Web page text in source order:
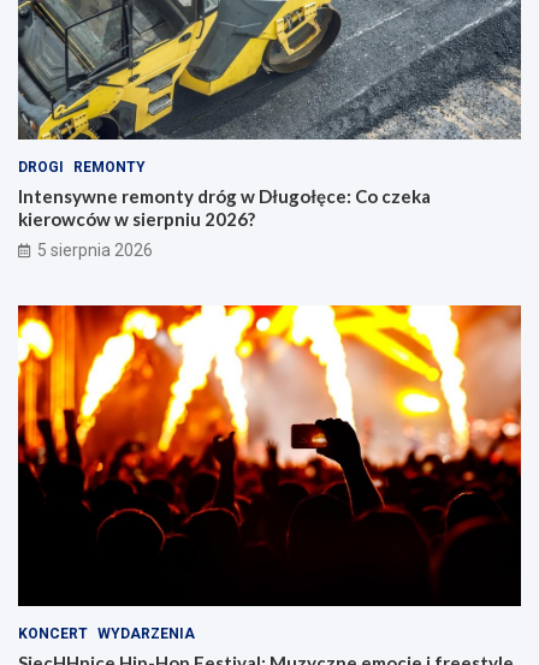
DROGI REMONTY
Intensywne remonty dróg w Długołęce: Co czeka
kierowców w sierpniu 2026?
5 sierpnia 2026
KONCERT WYDARZENIA